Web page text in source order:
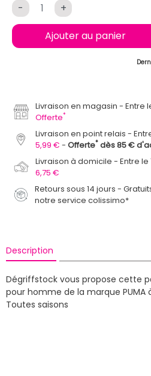
- +
Ajouter au panier
Livraison en magasin
Entre
Offerte*
Livraison en point relais
5,99 €
Offerte* dès 85 €
Livraison à domicile
Entre le
6,75 €
Retours sous 14 jours -
notre service colissimo*
Description
Dégriffstock vous propose cette
pour homme de la marque PUMA
Toutes saisons